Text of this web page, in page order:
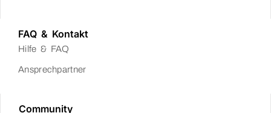
FAQ & Kontakt
Hilfe & FAQ
Ansprechpartner
Community